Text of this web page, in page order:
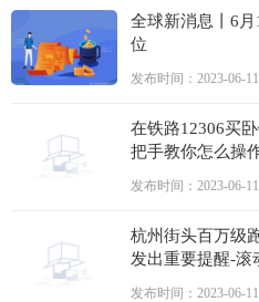
全球新消息丨6
位
发布时间：2023-06-11
在铁路12306买
把手教你怎么操
发布时间：2023-06-11
杭州街头百万级
发出重要提醒-滚
发布时间：2023-06-11